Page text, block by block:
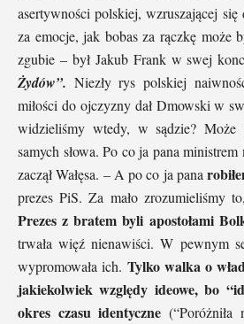
asertywności polskiej, wzruszającej się
za emocje, jak bobas za rączkę może
zgubie – był Jakub Frank w swej
Żydów”. Niezły rys polskiej
miłości do ojczyzny dał Dmowski w
widzieliśmy wtedy, w sądzie? Może
samych słowa. Po co ja pana ministrem
zaczął Wałęsa. – A po co ja panaro
prezes PiS. Za mało zrozumieliśmy
Prezes z bratem byli apostołami
trwała więź nienawiści. W pewnym
wypromowała ich. Tylko walka o
jakiekolwiek względy ideowe, bo
okres czasu identyczne